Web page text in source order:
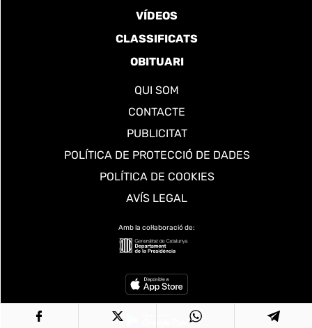
VÍDEOS
CLASSIFICATS
OBITUARI
QUI SOM
CONTACTE
PUBLICITAT
POLÍTICA DE PROTECCIÓ DE DADES
POLÍTICA DE COOKIES
AVÍS LEGAL
Amb la col·laboració de: